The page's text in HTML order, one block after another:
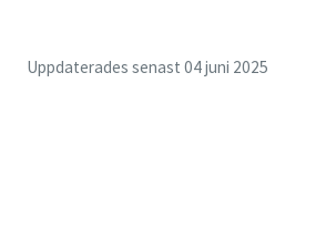
Uppdaterades senast 04 juni 2025